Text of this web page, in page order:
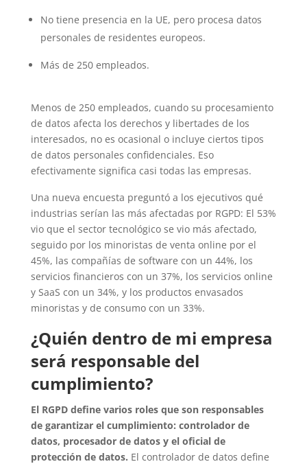
No tiene presencia en la UE, pero procesa datos
personales de residentes europeos.
Más de 250 empleados.
Menos de 250 empleados, cuando su procesamiento
de datos afecta los derechos y libertades de los
interesados, no es ocasional o incluye ciertos tipos
de datos personales confidenciales. Eso
efectivamente significa casi todas las empresas.
Una nueva encuesta preguntó a los ejecutivos qué
industrias serían las más afectadas por RGPD: El 53%
vio que el sector tecnológico se vio más afectado,
seguido por los minoristas de venta online por el
45%, las compañías de software con un 44%, los
servicios financieros con un 37%, los servicios online
y SaaS con un 34%, y los productos envasados ​​
minoristas y de consumo con un 33%.
¿Quién dentro de mi empresa
será responsable del
cumplimiento?
El RGPD define varios roles que son responsables
de garantizar el cumplimiento: controlador de
datos, procesador de datos y el oficial de
protección de datos. El controlador de datos define